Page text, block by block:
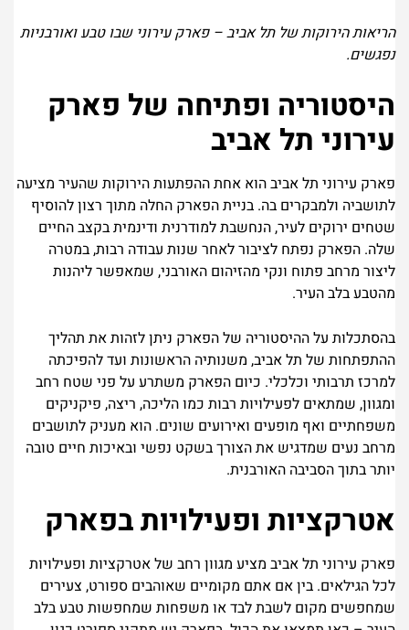
הריאות הירוקות של תל אביב – פארק עירוני שבו טבע ואורבניות
נפגשים.
היסטוריה ופתיחה של פארק
עירוני תל אביב
פארק עירוני תל אביב הוא אחת ההפתעות הירוקות שהעיר מציעה
לתושביה ולמבקרים בה. בניית הפארק החלה מתוך רצון להוסיף
שטחים ירוקים לעיר, הנחשבת למודרנית ודינמית בקצב החיים
שלה. הפארק נפתח לציבור לאחר שנות עבודה רבות, במטרה
ליצור מרחב פתוח ונקי מהזיהום האורבני, שמאפשר ליהנות
מהטבע בלב העיר.
בהסתכלות על ההיסטוריה של הפארק ניתן לזהות את תהליך
ההתפתחות של תל אביב, משנותיה הראשונות ועד להפיכתה
למרכז תרבותי וכלכלי. כיום הפארק משתרע על פני שטח רחב
ומגוון, שמתאים לפעילויות רבות כמו הליכה, ריצה, פיקניקים
משפחתיים ואף מופעים ואירועים שונים. הוא מעניק לתושבים
מרחב נעים שמדגיש את הצורך בשקט נפשי ובאיכות חיים טובה
יותר בתוך הסביבה האורבנית.
אטרקציות ופעילויות בפארק
פארק עירוני תל אביב מציע מגוון רחב של אטרקציות ופעילויות
לכל הגילאים. בין אם אתם מקומיים שאוהבים ספורט, צעירים
שמחפשים מקום לשבת לבד או משפחות שמחפשות טבע בלב